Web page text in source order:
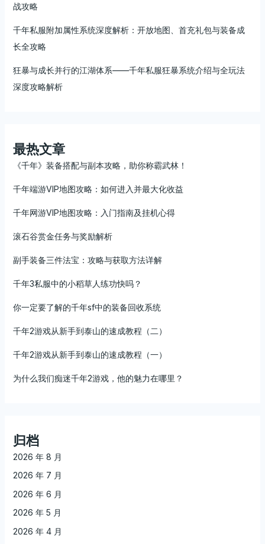
战攻略
千年私服附加属性系统深度解析：开放地图、首充礼包与装备成
长全攻略
狂暴与成长并行的江湖体系——千年私服狂暴系统介绍与全玩法
深度攻略解析
最热文章
《千年》装备搭配与副本攻略，助你称霸武林！
千年端游VIP地图攻略：如何进入并最大化收益
千年网游VIP地图攻略：入门指南及挂机心得
滚石谷赏金任务与奖励解析
副手装备三件法宝：攻略与获取方法详解
千年3私服中的小稻草人练功快吗？
你一定要了解的千年sf中的装备回收系统
千年2游戏从新手到泰山的速成教程（二）
千年2游戏从新手到泰山的速成教程（一）
为什么我们痴迷千年2游戏，他的魅力在哪里？
归档
2026 年 8 月
2026 年 7 月
2026 年 6 月
2026 年 5 月
2026 年 4 月